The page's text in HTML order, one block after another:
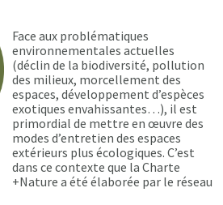
Face aux problématiques
environnementales actuelles
(déclin de la biodiversité, pollution
des milieux, morcellement des
espaces, développement d’espèces
exotiques envahissantes…), il est
primordial de mettre en œuvre des
modes d’entretien des espaces
extérieurs plus écologiques. C’est
dans ce contexte que la Charte
+Nature a été élaborée par le réseau